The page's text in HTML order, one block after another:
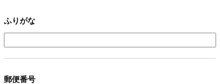
ふりがな
郵便番号